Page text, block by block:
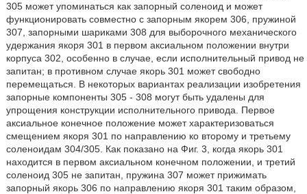
305 может упоминаться как запорный соленоид и может
функционировать совместно с запорным якорем 306, пружиной
307, запорными шариками 308 для выборочного механического
удержания якоря 301 в первом аксиальном положении внутри
корпуса 302, особенно в случае, если исполнительный привод не
запитан; в противном случае якорь 301 может свободно
перемещаться. В некоторых вариантах реализации изобретения
запорные компоненты 305 - 308 могут быть удалены для
упрощения конструкции исполнительного привода. Первое
аксиальное конечное положение может характеризоваться
смещением якоря 301 по направлению ко второму и третьему
соленоидам 304/305. Как показано на Фиг. 3, когда якорь 301
находится в первом аксиальном конечном положении, и третий
соленоид 305 не запитан, пружина 307 может прижимать
запорный якорь 306 по направлению якоря 301 таким образом,